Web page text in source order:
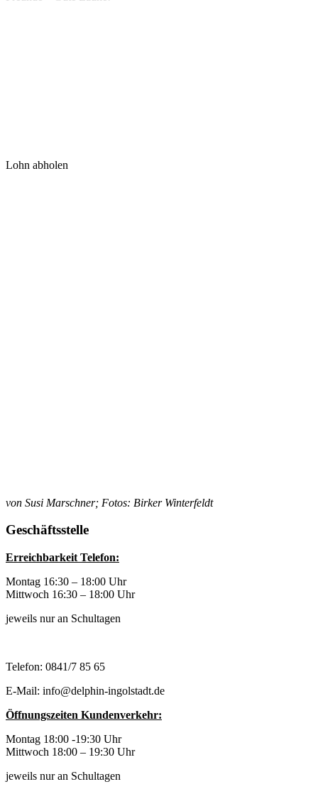
Lohn abholen
von Susi Marschner; Fotos: Birker Winterfeldt
Geschäftsstelle
Erreichbarkeit Telefon:
Montag 16:30 – 18:00 Uhr
Mittwoch 16:30 – 18:00 Uhr
jeweils nur an Schultagen
Telefon: 0841/7 85 65
E-Mail: info@delphin-ingolstadt.de
Öffnungszeiten Kundenverkehr:
Montag 18:00 -19:30 Uhr
Mittwoch 18:00 – 19:30 Uhr
jeweils nur an Schultagen